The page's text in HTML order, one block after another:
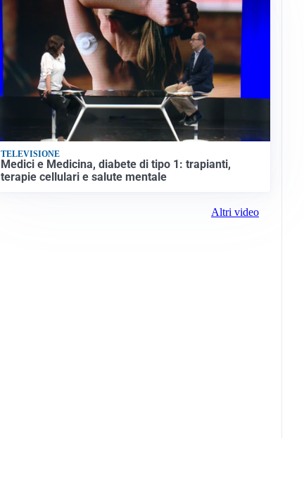
TELEVISIONE
Medici e Medicina, diabete di tipo 1: trapianti,
terapie cellulari e salute mentale
Altri video